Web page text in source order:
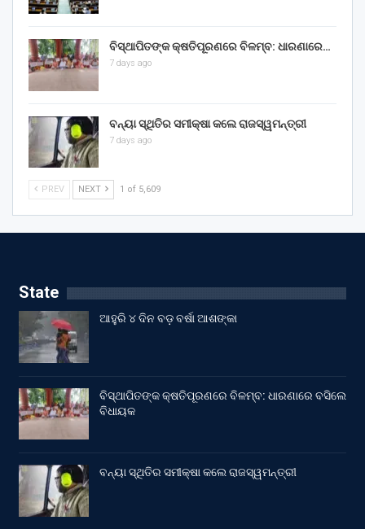
ବିସ୍ଥାପିତଙ୍କ କ୍ଷତିପୂରଣରେ ବିଳମ୍ବ: ଧାରଣାରେ…
7 days ago
ବନ୍ୟା ସ୍ଥିତିର ସମୀକ୍ଷା କଲେ ରାଜସ୍ୱମନ୍ତ୍ରୀ
7 days ago
PREV NEXT 1 of 5,609
State
ଆହୁରି ୪ ଦିନ ବଡ଼ ବର୍ଷା ଆଶଙ୍କା
ବିସ୍ଥାପିତଙ୍କ କ୍ଷତିପୂରଣରେ ବିଳମ୍ବ: ଧାରଣାରେ ବସିଲେ
ବିଧାୟକ
ବନ୍ୟା ସ୍ଥିତିର ସମୀକ୍ଷା କଲେ ରାଜସ୍ୱମନ୍ତ୍ରୀ